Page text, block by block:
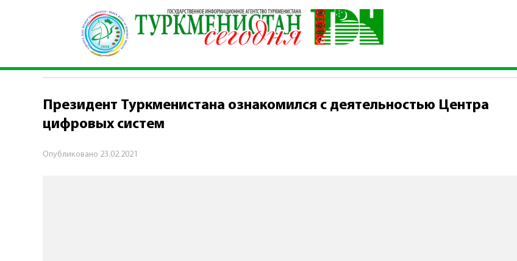
\ Политика \ Президент Туркменистана ознакомился с деятельностью Центра цифровых систем
ПОЛИТИКА
Президент Туркменистана ознакомился с деятельностью Центра
цифровых систем
Опубликовано 23.02.2021